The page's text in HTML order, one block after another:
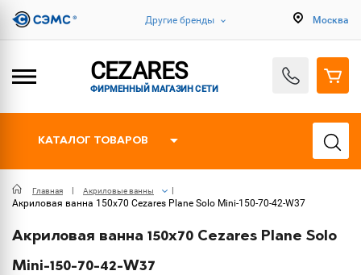
Другие бренды Москва
CEZARES
ФИРМЕННЫЙ МАГАЗИН СЕТИ
КАТАЛОГ ТОВАРОВ
Главная Акриловые ванны
Акриловая ванна 150х70 Cezares Plane Solo Mini-150-70-42-W37
Акриловая ванна 150х70 Cezares Plane Solo
Mini-150-70-42-W37